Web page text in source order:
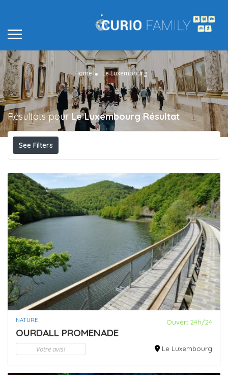
Home Le Luxembourg
Résultats pourLe Luxembourg Résultat
See Filters
NATURE Ouvert 24h/24
OURDALL PROMENADE
Votre avis! Le Luxembourg